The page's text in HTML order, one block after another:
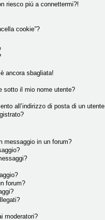
riesco piú a connettermi?!
cookie”?
ancora sbagliata!
sotto il mio nome utente?
all’indirizzo di posta di un
messaggio in un forum?
forum?
moderatori?